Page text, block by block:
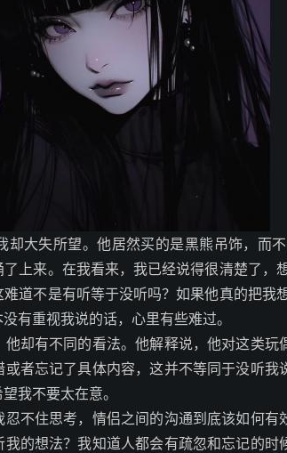
却大失所望。他居然买的是黑熊吊饰，而
上来。在我看来，我已经说得很清楚了，
道不是有听等于没听吗？如果他真的把我
有重视我说的话，心里有些难过。
却有不同的看法。他解释说，他对这类玩
者忘记了具体内容，这并不等同于没听我
我不要太在意。
不住思考，情侣之间的沟通到底该如何有
的想法？我知道人都会有疏忽和忘记的时